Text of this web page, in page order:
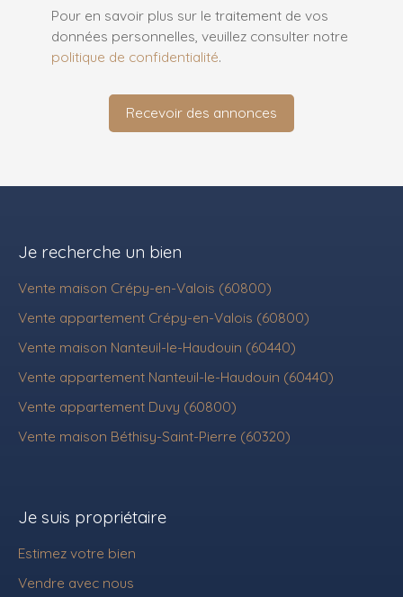
Pour en savoir plus sur le traitement de vos
données personnelles, veuillez consulter notre
politique de confidentialité.
Recevoir des annonces
Je recherche un bien
Vente maison Crépy-en-Valois (60800)
Vente appartement Crépy-en-Valois (60800)
Vente maison Nanteuil-le-Haudouin (60440)
Vente appartement Nanteuil-le-Haudouin (60440)
Vente appartement Duvy (60800)
Vente maison Béthisy-Saint-Pierre (60320)
Je suis propriétaire
Estimez votre bien
Vendre avec nous